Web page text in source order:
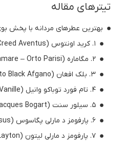
تیترهای مقاله
بهترین عطرهای مردانه با پخش بوی
۱. کرید اونتوس (Creed Aventus)
۲. مگاماره (Megamare – Orto Parisi)
۳. بلک افغان (Nasomatto Black Afgano)
۴. تام فورد توباکو وانیل (Tobacco Vanille)
۵. سیلور سنت (Silver Scent – Jacques Bogart)
۶. پارفومز د مارلی پگاسوس (Pegasus)
۷. پارفومز د مارلی لیتون (Layton)